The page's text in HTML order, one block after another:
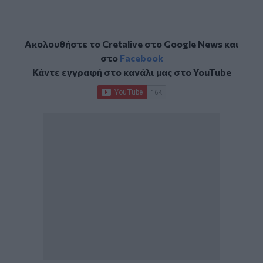
Ακολουθήστε το Cretalive στο Google Newsκαι
στο Facebook
Κάντε εγγραφή στο κανάλι μας στοYouTube